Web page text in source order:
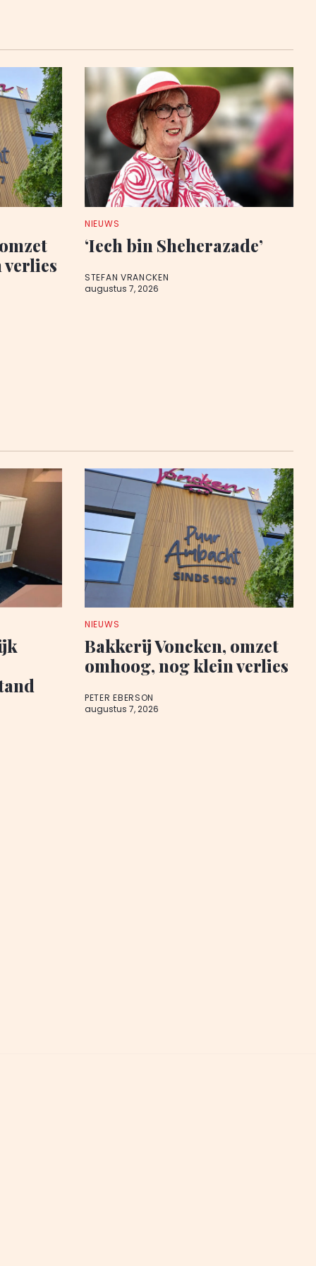
NIEUWS
‘Iech bin Sheherazade’
STEFAN VRANCKEN
augustus 7, 2026
NIEUWS
Bakkerij Voncken, omzet
omhoog, nog klein verlies
PETER EBERSON
augustus 7, 2026